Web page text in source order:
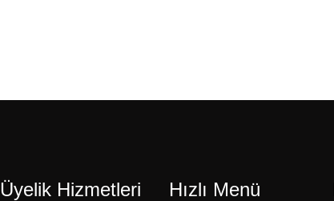
Üyelik Hizmetleri Hızlı Menü